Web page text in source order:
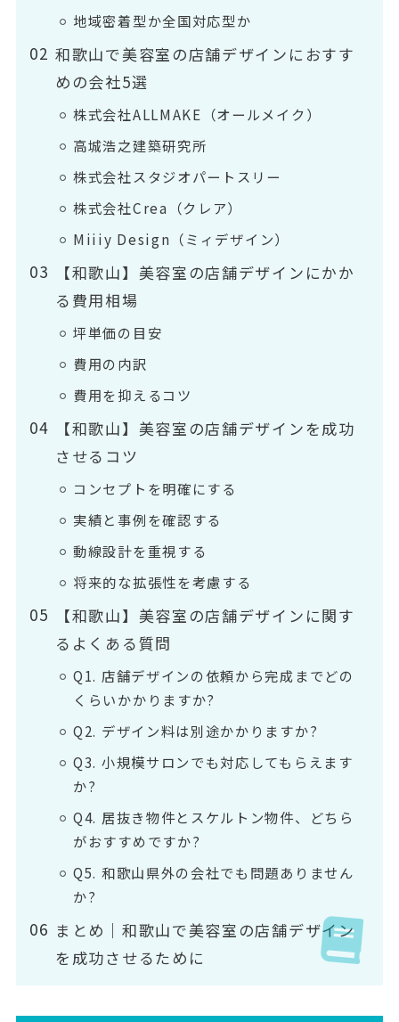
地域密着型か全国対応型か
和歌山で美容室の店舗デザインにおすす
めの会社5選
株式会社ALLMAKE（オールメイク）
高城浩之建築研究所
株式会社スタジオパートスリー
株式会社Crea（クレア）
Miiiy Design（ミィデザイン）
【和歌山】美容室の店舗デザインにかか
る費用相場
坪単価の目安
費用の内訳
費用を抑えるコツ
【和歌山】美容室の店舗デザインを成功
させるコツ
コンセプトを明確にする
実績と事例を確認する
動線設計を重視する
将来的な拡張性を考慮する
【和歌山】美容室の店舗デザインに関す
るよくある質問
Q1. 店舗デザインの依頼から完成までどの
くらいかかりますか?
Q2. デザイン料は別途かかりますか?
Q3. 小規模サロンでも対応してもらえます
か?
Q4. 居抜き物件とスケルトン物件、どちら
がおすすめですか?
Q5. 和歌山県外の会社でも問題ありません
か?
まとめ｜和歌山で美容室の店舗デザイン
を成功させるために